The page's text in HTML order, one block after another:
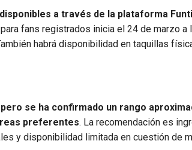
a través de la plataforma
fans registrados inicia el 24 de marzo a
habrá disponibilidad en taquillas
pero se ha confirmado un rango
preferentes. La recomendación es
y disponibilidad limitada en cuestión de